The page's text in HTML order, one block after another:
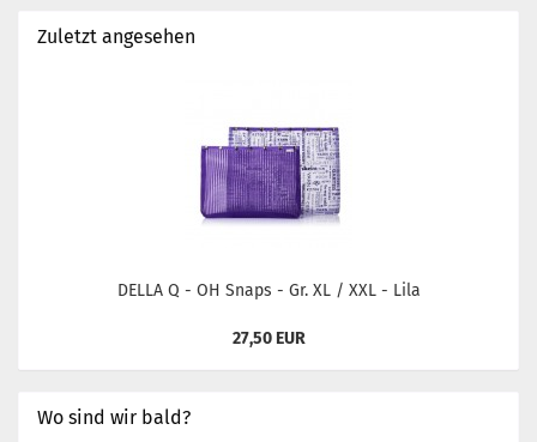
Zuletzt angesehen
DELLA Q - OH Snaps - Gr. XL / XXL - Lila
27,50 EUR
Wo sind wir bald?